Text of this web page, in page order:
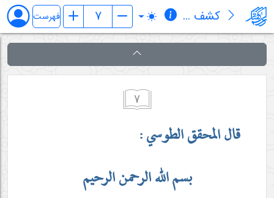
کشف المراد في شرح تجرید الإعتقاد (قسم الإلهیات) فهرست
٧
قال المحقق الطوسي :
بسم الله الرحمن الرحيم